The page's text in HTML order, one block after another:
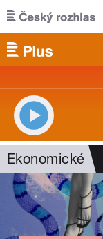
Přejít k hlavnímu
Ekonomické